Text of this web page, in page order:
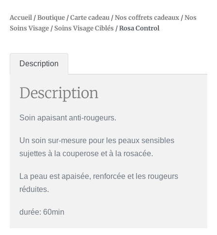
Accueil /Boutique /Carte cadeau /Nos coffrets cadeaux /Nos
Soins Visage /Soins Visage Ciblés / Rosa Control
Description
Description
Soin apaisant anti-rougeurs.
Un soin sur-mesure pour les peaux sensibles
sujettes à la couperose et à la rosacée.
La peau est apaisée, renforcée et les rougeurs
réduites.
durée: 60min